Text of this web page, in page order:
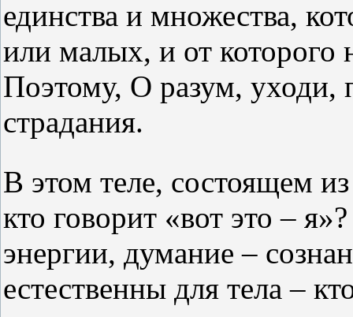
единства и множества,
или малых, и от которого
Поэтому, О разум, уходи,
страдания.
В этом теле, состоящем
кто говорит «вот это –
энергии, думание –
естественны для тела –